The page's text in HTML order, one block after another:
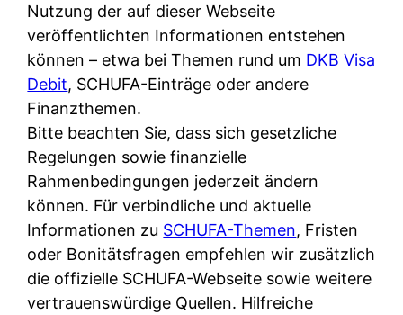
Nutzung der auf dieser Webseite
veröffentlichten Informationen entstehen
können – etwa bei Themen rund um DKB Visa
Debit, SCHUFA-Einträge oder andere
Finanzthemen.
Bitte beachten Sie, dass sich gesetzliche
Regelungen sowie finanzielle
Rahmenbedingungen jederzeit ändern
können. Für verbindliche und aktuelle
Informationen zu SCHUFA-Themen, Fristen
oder Bonitätsfragen empfehlen wir zusätzlich
die offizielle SCHUFA-Webseite sowie weitere
vertrauenswürdige Quellen. Hilfreiche